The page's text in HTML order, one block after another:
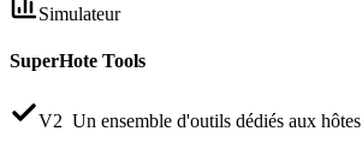
Simulateur
SuperHote Tools
V2 Un ensemble d'outils dédiés aux hôtes